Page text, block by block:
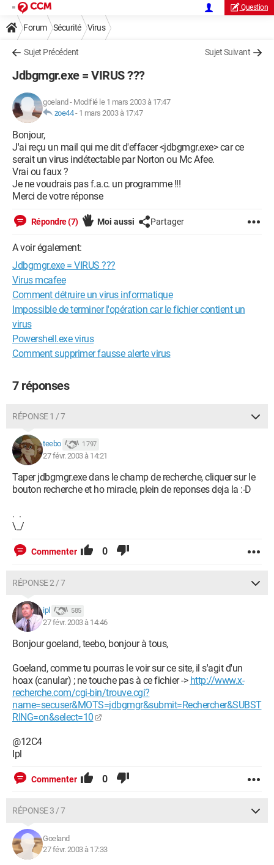
Question
Forum Sécurité Virus
Sujet Précédent Sujet Suivant
Jdbgmgr.exe = VIRUS ???
goeland - Modifié le 1 mars 2003 à 17:47
zoe44- 1 mars 2003 à 17:47
Bonjour,
J'ai reçu un mail qui me dit d'effacer <jdbgmgr.exe> car ce
serait un virus indétectable par Norton ou Mc Afee.
Vrai ou faux ?
Je ne voudrais pas f.a.c. un programme !!!
Merci de votre réponse
Répondre (7) Moi aussi Partager
A voir également:
Jdbgmgr.exe = VIRUS ???
Virus mcafee
Comment détruire un virus informatique
Impossible de terminer l'opération car le fichier contient un
virus
Powershell.exe virus
Comment supprimer fausse alerte virus
7 réponses
RÉPONSE 1 / 7
teebo 1 797
27 févr. 2003 à 14:21
Taper jdbgmgr.exe dans le champ de recherche, cliquer sur le
bouton recherche et ho miracle, plein de reponses deja la :-D
. .
\_/
Commenter 0
RÉPONSE 2 / 7
ipl 585
27 févr. 2003 à 14:46
Bonjour goeland, teebo, bonjour à tous,
Goeland, comme tu pourras le voir sur ce site, il s'agit d'un
hoax (canular) ; ne touche pas à ce fichier -> http://www.x-
recherche.com/cgi-bin/trouve.cgi?
name=secuser&MOTS=jdbgmgr&submit=Rechercher&SUBST
RING=on&select=10
@12C4
Ipl
Commenter 0
RÉPONSE 3 / 7
Goeland
27 févr. 2003 à 17:33